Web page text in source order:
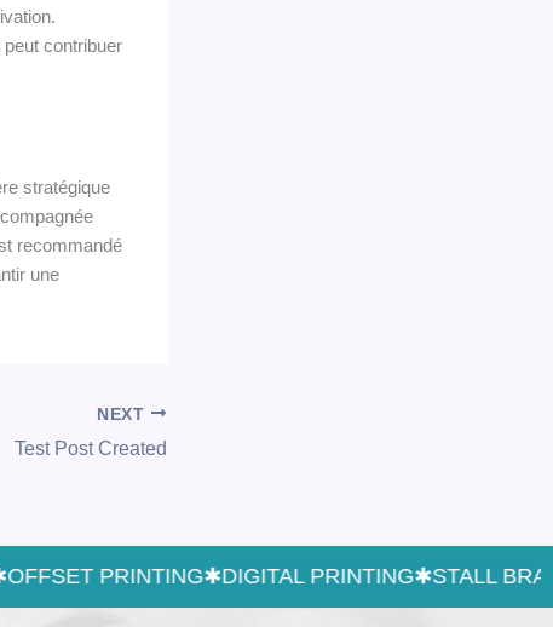
contribuer
stratégique
recommandé
une
NEXT
Test Post Created
PRINTING✱DIGITAL PRINTING✱STALL